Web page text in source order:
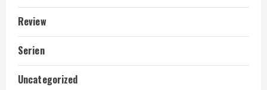
Review
Serien
Uncategorized